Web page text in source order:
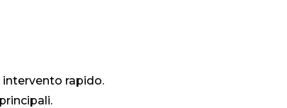
intervento rapido.